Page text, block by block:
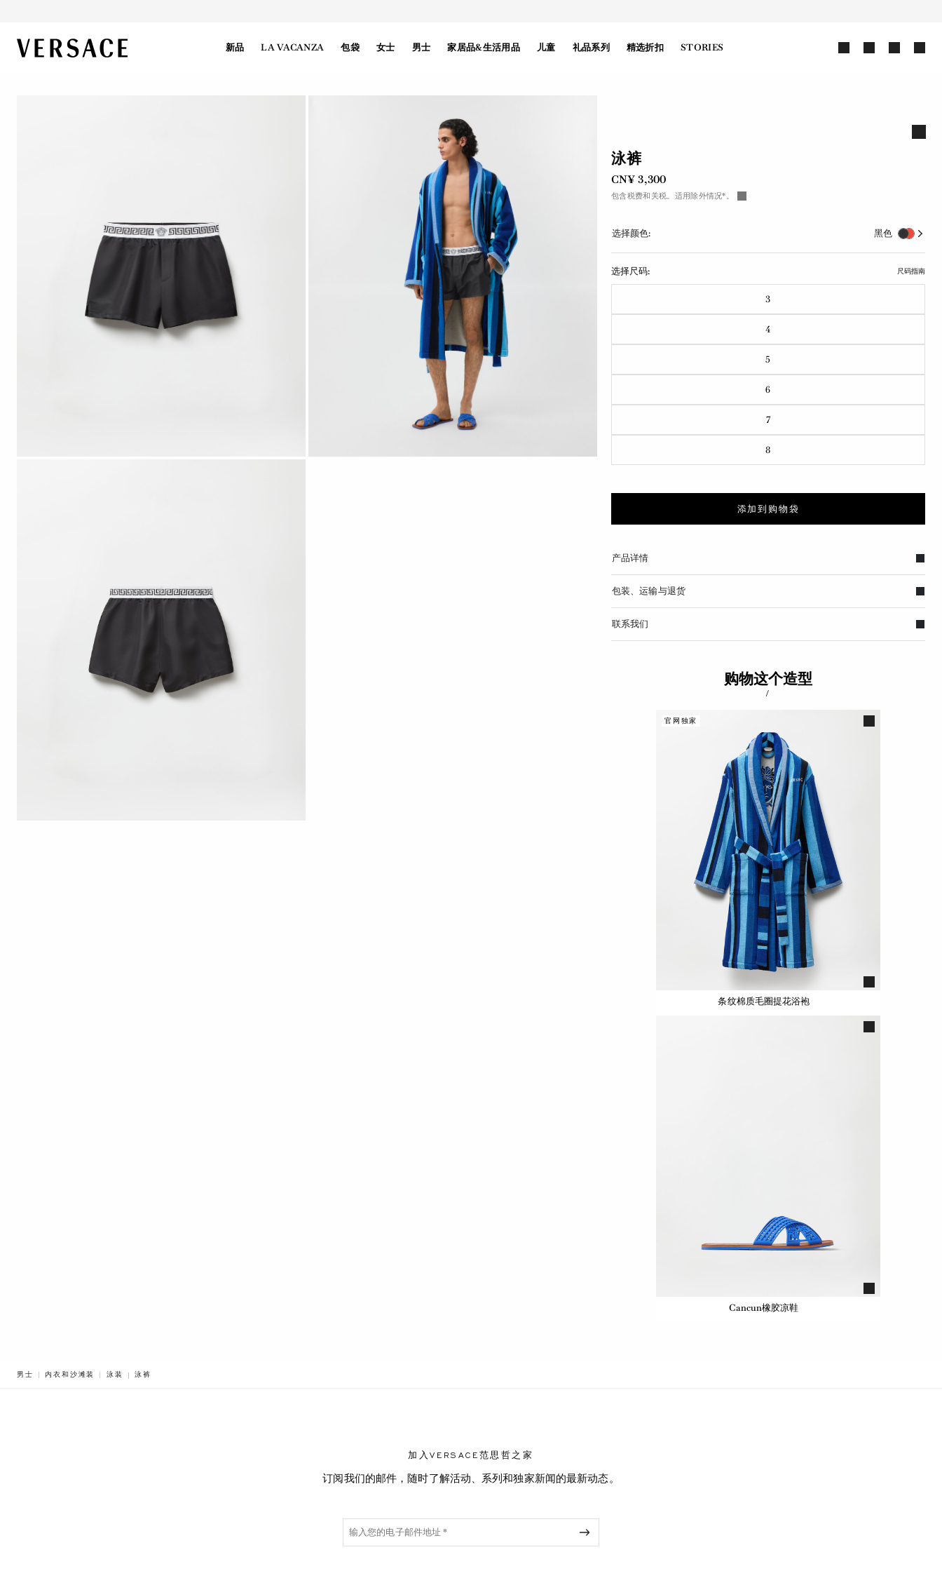
VERSACE | 主页 新品 LA VACANZA 包袋 女士 男士 家居品&生活用品 儿童 礼品系列 精选折扣 STORIES
泳裤
CN¥ 3,300
包含税费和关税。适用除外情况*。
选择颜色: 黑色
选择尺码: 尺码指南
3
4
5
6
7
8
添加到购物袋
产品详情
包装、运输与退货
联系我们
购物这个造型
/
条纹棉质毛圈提花浴袍
官网独家
Cancun橡胶凉鞋
男士 内衣和沙滩装 泳装 BREADCRUMB.ADA.LABEL.CURRENT
泳裤
加入VERSACE范思哲之家
订阅我们的邮件，随时了解活动、系列和独家新闻的最新动态。